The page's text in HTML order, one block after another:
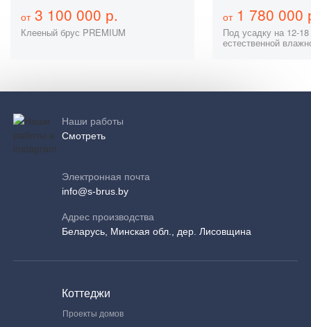
от3 100 000 р.
Клееный брус PREMIUM
от1 780 000
Под усадку на 12-
естественной
Наши работы
Смотреть
Электронная почта
info@s-brus.by
Адрес производства
Беларусь, Минская обл., дер. Лисовщина
Коттеджи
Проекты домов